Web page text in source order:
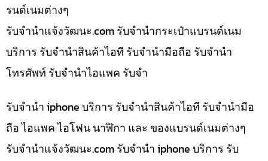
รนด์เนมต่างๆ
รับจํานําแจ้งวัฒนะ.com รับจำนำกระเป๋าแบรนด์เนม
บริการ รับจำนำสินค้าไอที รับจำนำมือถือ รับจำนำ
โทรศัพท์ รับจำนำไอแพค รับจำ
รับจำนำ iphone บริการ รับจำนำสินค้าไอที รับจำนำมือ
ถือ ไอแพค ไอโฟน นาฬิกา และ ของแบรนด์เนมต่างๆ
รับจํานําแจ้งวัฒนะ.com รับจำนำ iphone บริการ รับ